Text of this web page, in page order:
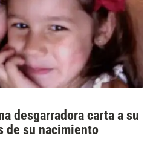
desgarradora carta a su
de su nacimiento